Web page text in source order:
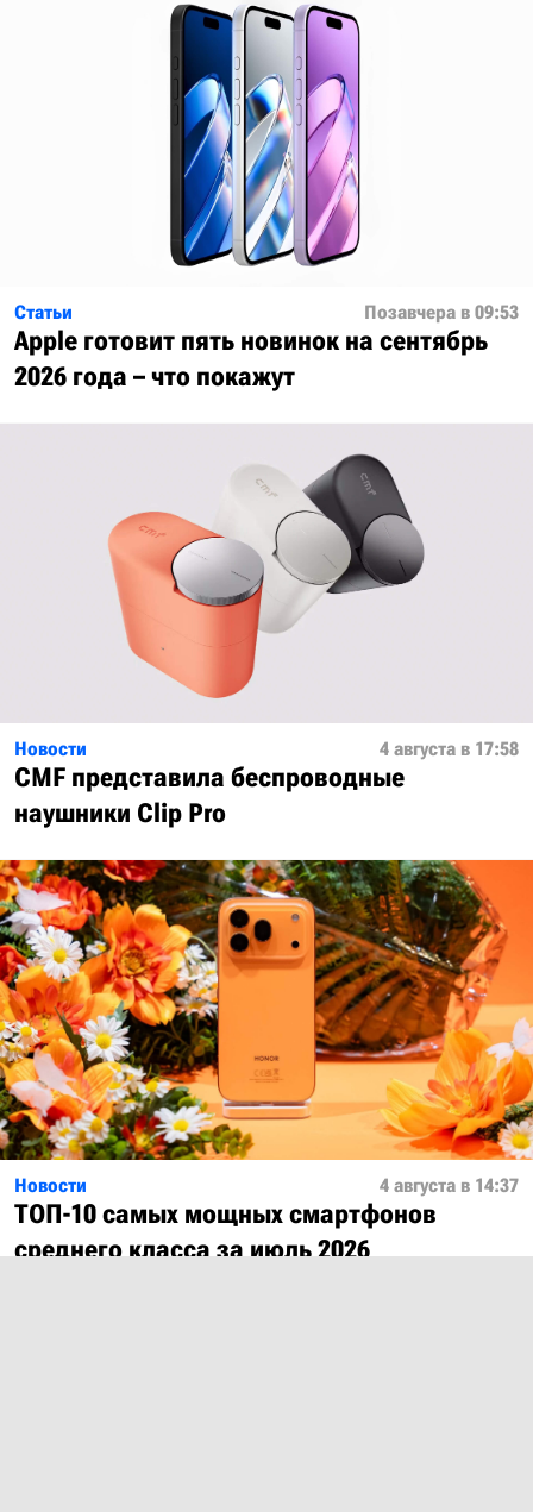
Статьи Позавчера в 09:53
Apple готовит пять новинок на сентябрь
2026 года – что покажут
Новости 4 августа в 17:58
CMF представила беспроводные
наушники Clip Pro
Новости 4 августа в 14:37
ТОП-10 самых мощных смартфонов
среднего класса за июль 2026